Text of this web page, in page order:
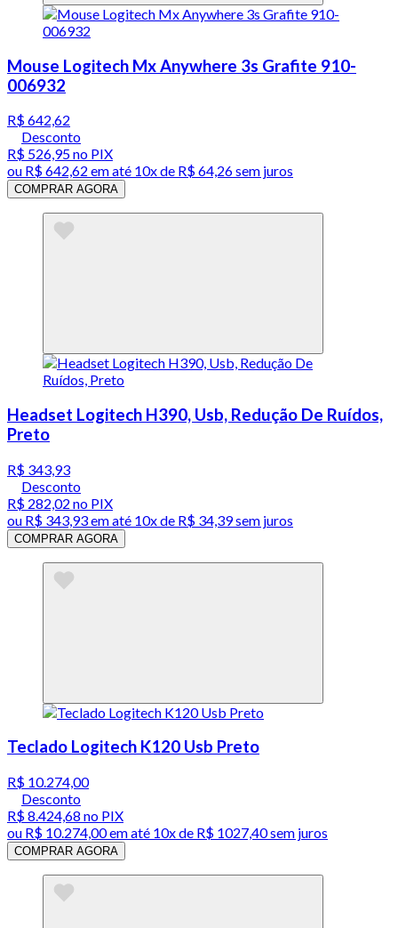
Mouse Logitech Mx Anywhere 3s Grafite 910-
006932
R$ 642,62
Desconto
R$ 526,95no PIX
ou R$ 642,62 em até 10x de R$ 64,26 sem juros
COMPRAR AGORA
Headset Logitech H390, Usb, Redução De Ruídos,
Preto
R$ 343,93
Desconto
R$ 282,02 no PIX
ou R$ 343,93em até 10x de R$ 34,39 sem juros
COMPRAR AGORA
Teclado Logitech K120 Usb Preto
R$ 10.274,00
Desconto
R$ 8.424,68 no PIX
ou R$ 10.274,00em até 10x de R$ 1027,40 sem juros
COMPRAR AGORA